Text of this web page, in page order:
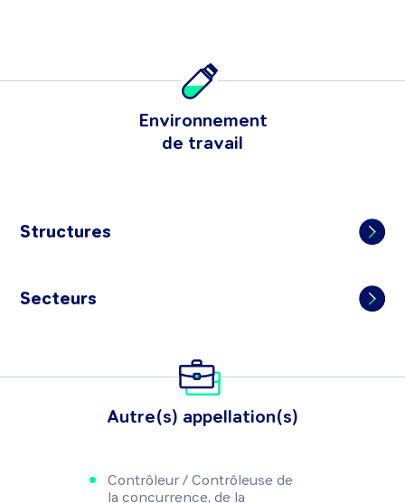
Environnement
de travail
Structures
Secteurs
Autre(s) appellation(s)
Contrôleur / Contrôleuse de
la concurrence, de la